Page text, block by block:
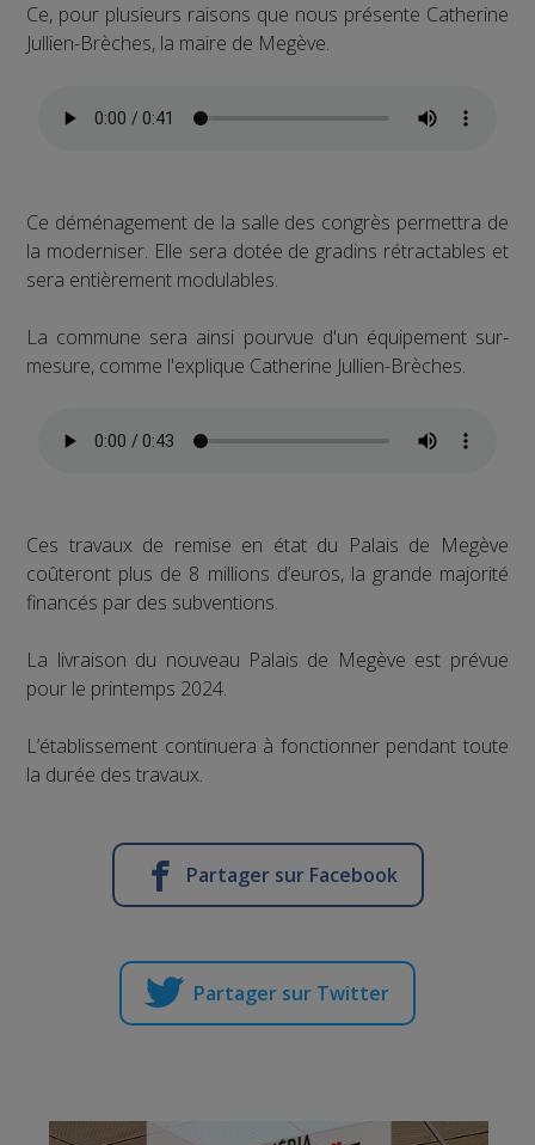
Ce, pour plusieurs raisons que nous présente Catherine
Jullien-Brèches, la maire de Megève.
Ce déménagement de la salle des congrès permettra de
la moderniser. Elle sera dotée de gradins rétractables et
sera entièrement modulables.
La commune sera ainsi pourvue d'un équipement sur-
mesure, comme l'explique Catherine Jullien-Brèches.
Ces travaux de remise en état du Palais de Megève
coûteront plus de 8 millions d’euros, la grande majorité
financés par des subventions.
La livraison du nouveau Palais de Megève est prévue
pour le printemps 2024.
L’établissement continuera à fonctionner pendant toute
la durée des travaux.
Partager sur Facebook
Partager sur Twitter